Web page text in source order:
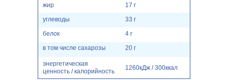
жир
углеводы
белок
в том числе сахарозы
17 г
33 г
4 г
20 г
энергетическая
ценность / калорийность
1260кДж / 300ккал